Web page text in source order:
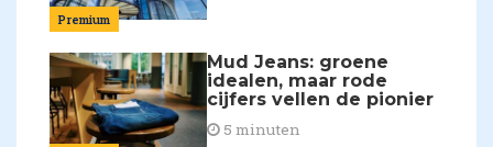
Premium
Mud Jeans: groene
idealen, maar rode
cijfers vellen de pionier
5 minuten